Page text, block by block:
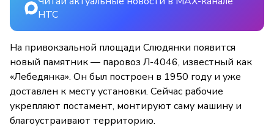
НТС
На привокзальной площади Слюдянки появится
новый памятник — паровоз Л-4046, известный как
«Лебедянка». Он был построен в 1950 году и уже
доставлен к месту установки. Сейчас рабочие
укрепляют постамент, монтируют саму машину и
благоустраивают территорию.